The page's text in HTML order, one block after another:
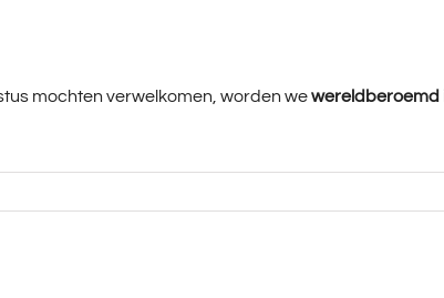
mochten verwelkomen, worden wewereldberoemd